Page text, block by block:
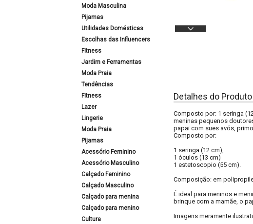
Moda Masculina
Pijamas
Utilidades Domésticas
Escolhas das Influencers
Fitness
Jardim e Ferramentas
Moda Praia
Tendências
Fitness
Lazer
Lingerie
Moda Praia
Pijamas
Acessório Feminino
Acessório Masculino
Calçado Feminino
Calçado Masculino
Calçado para menina
Calçado para menino
Cultura
Detalhes do Produto
Composto por: 1 seringa
meninas pequenos
papai com sues avós,
Composto por:
1 seringa (12 cm),
1 óculos (13 cm)
1 estetoscopio (55 cm).
Composição: em
É ideal para meninos e
brinque com a mamãe, o
Imagens meramente